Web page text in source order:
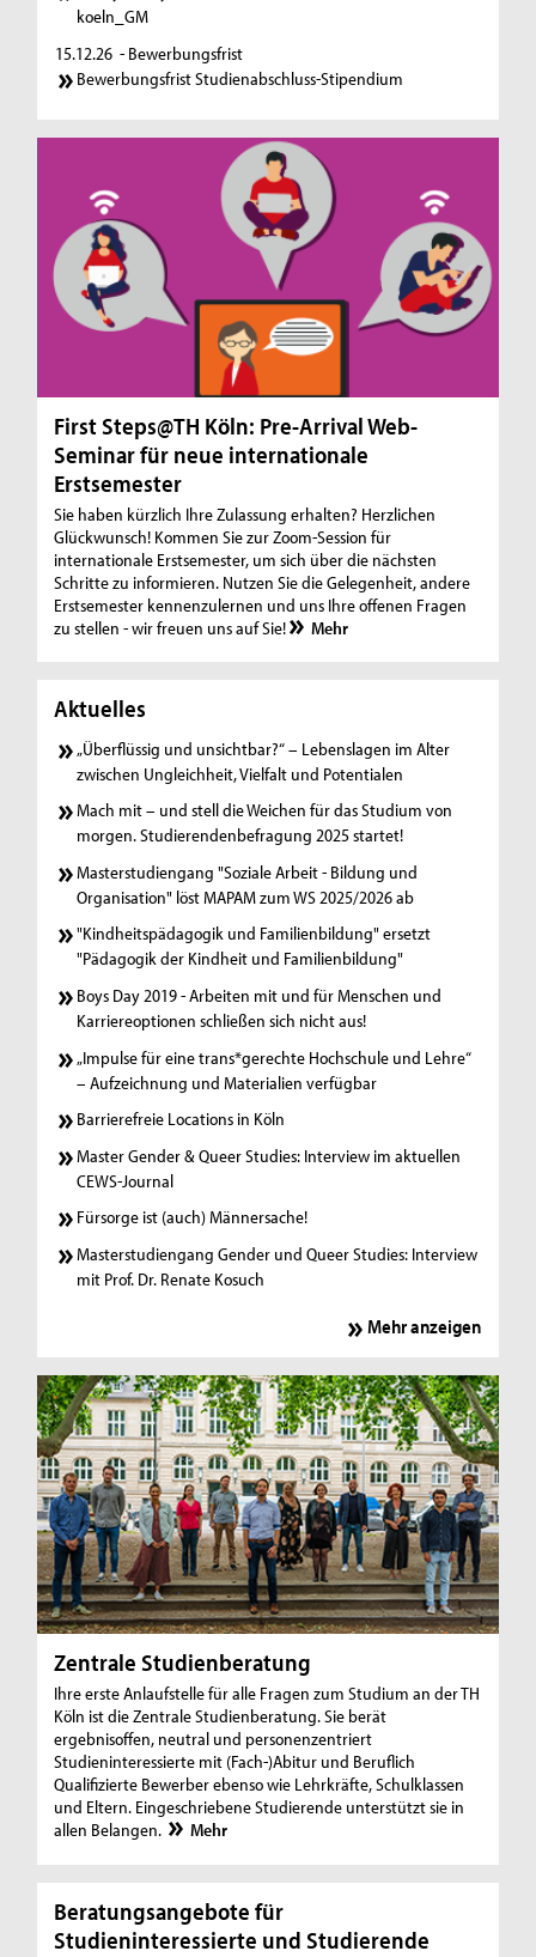
koeln_GM
15.12.26 - Bewerbungsfrist
Bewerbungsfrist Studienabschluss-Stipendium
First Steps@TH Köln: Pre-Arrival Web-
Seminar für neue internationale
Erstsemester
Sie haben kürzlich Ihre Zulassung erhalten? Herzlichen
Glückwunsch! Kommen Sie zur Zoom-Session für
internationale Erstsemester, um sich über die nächsten
Schritte zu informieren. Nutzen Sie die Gelegenheit, andere
Erstsemester kennenzulernen und uns Ihre offenen Fragen
zu stellen - wir freuen uns auf Sie!
Mehr
Aktuelles
„Überflüssig und unsichtbar?“ – Lebenslagen im Alter
zwischen Ungleichheit, Vielfalt und Potentialen
Mach mit – und stell die Weichen für das Studium von
morgen. Studierendenbefragung 2025 startet!
Masterstudiengang "Soziale Arbeit - Bildung und
Organisation" löst MAPAM zum WS 2025/2026 ab
"Kindheitspädagogik und Familienbildung" ersetzt
"Pädagogik der Kindheit und Familienbildung"
Boys Day 2019 - Arbeiten mit und für Menschen und
Karriereoptionen schließen sich nicht aus!
„Impulse für eine trans*gerechte Hochschule und Lehre“
– Aufzeichnung und Materialien verfügbar
Barrierefreie Locations in Köln
Master Gender & Queer Studies: Interview im aktuellen
CEWS-Journal
Fürsorge ist (auch) Männersache!
Masterstudiengang Gender und Queer Studies: Interview
mit Prof. Dr. Renate Kosuch
Mehr anzeigen
Zentrale Studienberatung
Ihre erste Anlaufstelle für alle Fragen zum Studium an der TH
Köln ist die Zentrale Studienberatung. Sie berät
ergebnisoffen, neutral und personenzentriert
Studieninteressierte mit (Fach-)Abitur und Beruflich
Qualifizierte Bewerber ebenso wie Lehrkräfte, Schulklassen
und Eltern. Eingeschriebene Studierende unterstützt sie in
allen Belangen.
Mehr
Beratungsangebote für
Studieninteressierte und Studierende